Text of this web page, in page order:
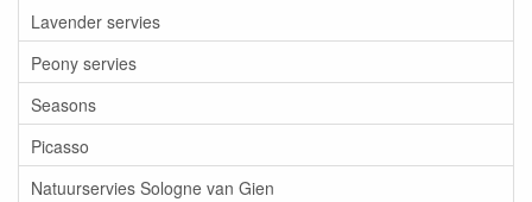
Lavender servies
Peony servies
Seasons
Picasso
Natuurservies Sologne van Gien